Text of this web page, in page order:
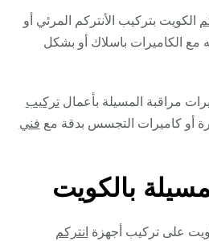
الكويت بتركيب الأنتركم المرئي أو
مع الكاميرات باسلاك أو بشكل
مراقبة المسيلة بأعمالتركيب
أو كاميرات التجسس بدقة مع فني
بالكويت
على تركيب أجهزة انتركم